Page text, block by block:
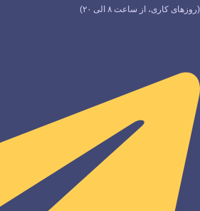
(روزهای کاری، از ساعت ۸ الی ۲۰)